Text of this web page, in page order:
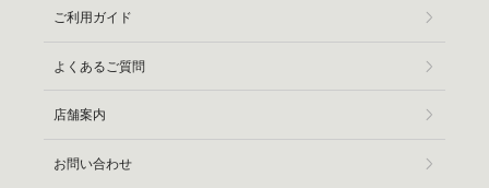
ご利用ガイド
よくあるご質問
店舗案内
お問い合わせ